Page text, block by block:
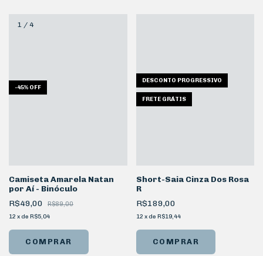
1 / 4
-45% OFF
Camiseta Amarela Natan
por Aí - Binóculo
R$49,00
R$89,00
12 x de R$5,04
COMPRAR
DESCONTO PROGRESSIVO
FRETE GRÁTIS
Short-Saia Cinza Dos Rosa
R
R$189,00
12 x de R$19,44
COMPRAR